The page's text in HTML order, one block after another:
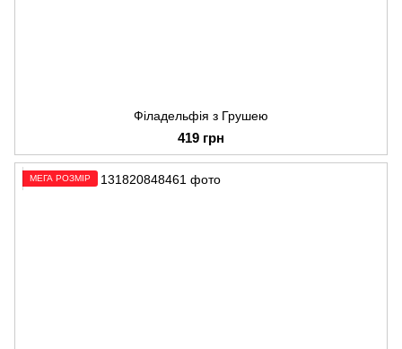
Філадельфія з Грушею
419 грн
МЕГА РОЗМІР